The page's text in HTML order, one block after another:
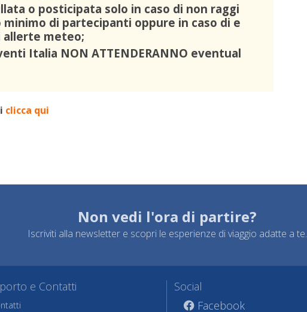
o posticipata solo in caso di non raggi
di partecipanti oppure in caso di e
allerte meteo;
Italia NON ATTENDERANNO eventual
clicca qui
Non vedi l'ora di partire?
Iscriviti alla newsletter e scopri le esperienze di viaggio adatte a te.
e Contatti
Social
Facebook